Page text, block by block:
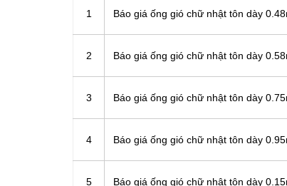
1 Báo giá ống gió chữ nhật tôn dày
2 Báo giá ống gió chữ nhật tôn dày
3 Báo giá ống gió chữ nhật tôn dày
4 Báo giá ống gió chữ nhật tôn dày
5 Báo giá ống gió chữ nhật tôn dày